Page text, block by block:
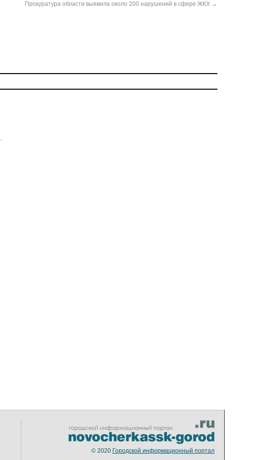
Прокуратура области выявила около 200 нарушений в сфере ЖКХ →
© 2020 Городской информационный портал